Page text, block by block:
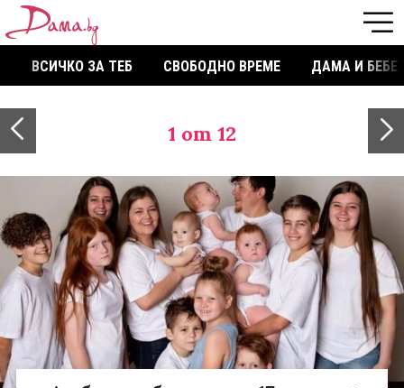
ВСИЧКО ЗА ТЕБ СВОБОДНО ВРЕМЕ ДАМА И БЕБЕ
1 от 12